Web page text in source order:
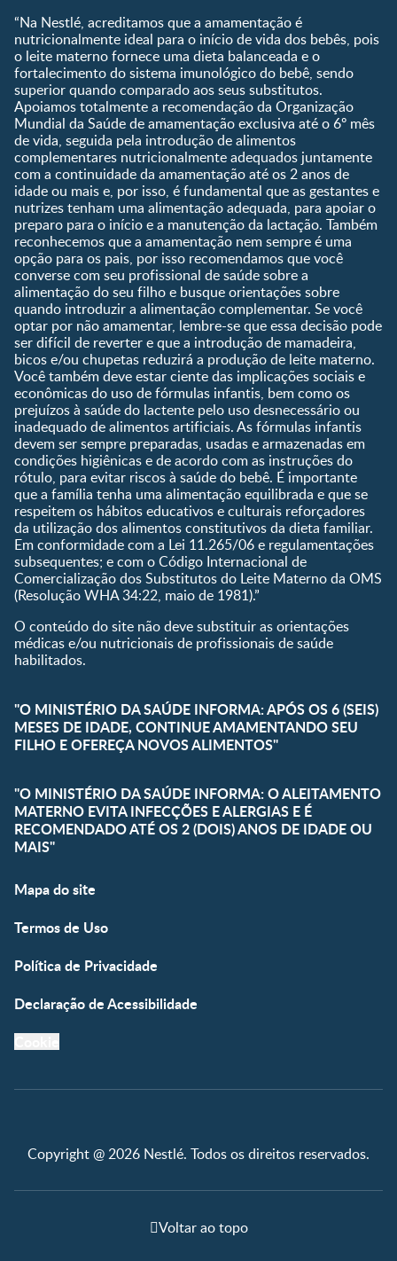
Fale conosco
Shopping
Compre Agora
Gravidez
Pós-Parto
0 a 5 meses
6 a 8 meses
9 a 12 meses
1 a 3 anos
Pré-escolar
Desenvolvimento
Ser Mãe e Pai
Nutrição, Alimentação e
Saúde
Ferramentas
Quando eu ficarei fértil?
Que dia meu bebê vai
nascer?
Guia de Nomes para Bebê
Calendário de semanas de
gravidez
Calculadora de cor dos
olhos
Curva de crescimento do
bebê
Planeta dos Pais
Receitas
“Na Nestlé, acreditamos que a amamentação é
nutricionalmente ideal para o início de vida dos bebês, pois
o leite materno fornece uma dieta balanceada e o
fortalecimento do sistema imunológico do bebê, sendo
superior quando comparado aos seus substitutos.
Apoiamos totalmente a recomendação da Organização
Mundial da Saúde de amamentação exclusiva até o 6º mês
de vida, seguida pela introdução de alimentos
complementares nutricionalmente adequados juntamente
com a continuidade da amamentação até os 2 anos de
idade ou mais e, por isso, é fundamental que as gestantes e
nutrizes tenham uma alimentação adequada, para apoiar o
preparo para o início e a manutenção da lactação. Também
reconhecemos que a amamentação nem sempre é uma
opção para os pais, por isso recomendamos que você
converse com seu profissional de saúde sobre a
alimentação do seu filho e busque orientações sobre
quando introduzir a alimentação complementar. Se você
optar por não amamentar, lembre-se que essa decisão pode
ser difícil de reverter e que a introdução de mamadeira,
bicos e/ou chupetas reduzirá a produção de leite materno.
Você também deve estar ciente das implicações sociais e
econômicas do uso de fórmulas infantis, bem como os
prejuízos à saúde do lactente pelo uso desnecessário ou
inadequado de alimentos artificiais. As fórmulas infantis
devem ser sempre preparadas, usadas e armazenadas em
condições higiênicas e de acordo com as instruções do
rótulo, para evitar riscos à saúde do bebê. É importante
que a família tenha uma alimentação equilibrada e que se
respeitem os hábitos educativos e culturais reforçadores
da utilização dos alimentos constitutivos da dieta familiar.
Em conformidade com a Lei 11.265/06 e regulamentações
subsequentes; e com o Código Internacional de
Comercialização dos Substitutos do Leite Materno da OMS
(Resolução WHA 34:22, maio de 1981).”
O conteúdo do site não deve substituir as orientações
médicas e/ou nutricionais de profissionais de saúde
habilitados.
"O MINISTÉRIO DA SAÚDE INFORMA: APÓS OS 6 (SEIS)
MESES DE IDADE, CONTINUE AMAMENTANDO SEU
FILHO E OFEREÇA NOVOS ALIMENTOS"
"O MINISTÉRIO DA SAÚDE INFORMA: O ALEITAMENTO
MATERNO EVITA INFECÇÕES E ALERGIAS E É
RECOMENDADO ATÉ OS 2 (DOIS) ANOS DE IDADE OU
MAIS"
Mapa do site
Termos de Uso
Política de Privacidade
Declaração de Acessibilidade
Copyright @ 2026 Nestlé. Todos os direitos reservados.
Voltar ao topo